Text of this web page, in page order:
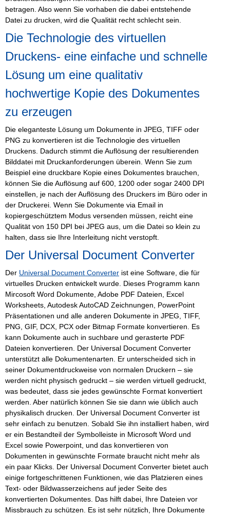
betragen. Also wenn Sie vorhaben die dabei entstehende
Datei zu drucken, wird die Qualität recht schlecht sein.
Die Technologie des virtuellen
Druckens- eine einfache und schnelle
Lösung um eine qualitativ
hochwertige Kopie des Dokumentes
zu erzeugen
Die eleganteste Lösung um Dokumente in JPEG, TIFF oder
PNG zu konvertieren ist die Technologie des virtuellen
Druckens. Dadurch stimmt die Auflösung der resultierenden
Bilddatei mit Druckanforderungen überein. Wenn Sie zum
Beispiel eine druckbare Kopie eines Dokumentes brauchen,
können Sie die Auflösung auf 600, 1200 oder sogar 2400 DPI
einstellen, je nach der Auflösung des Druckers im Büro oder in
der Druckerei. Wenn Sie Dokumente via Email in
kopiergeschütztem Modus versenden müssen, reicht eine
Qualität von 150 DPI bei JPEG aus, um die Datei so klein zu
halten, dass sie Ihre Interleitung nicht verstopft.
Der Universal Document Converter
Der Universal Document Converter ist eine Software, die für
virtuelles Drucken entwickelt wurde. Dieses Programm kann
Mircosoft Word Dokumente, Adobe PDF Dateien, Excel
Worksheets, Autodesk AutoCAD Zeichnungen, PowerPoint
Präsentationen und alle anderen Dokumente in JPEG, TIFF,
PNG, GIF, DCX, PCX oder Bitmap Formate konvertieren. Es
kann Dokumente auch in suchbare und gerasterte PDF
Dateien konvertieren. Der Universal Document Converter
unterstützt alle Dokumentenarten. Er unterscheided sich in
seiner Dokumentdruckweise von normalen Druckern – sie
werden nicht physisch gedruckt – sie werden virtuell gedruckt,
was bedeutet, dass sie jedes gewünschte Format konvertiert
werden. Aber natürlich können Sie sie dann wie üblich auch
physikalisch drucken. Der Universal Document Converter ist
sehr einfach zu benutzen. Sobald Sie ihn installiert haben, wird
er ein Bestandteil der Symbolleiste in Microsoft Word und
Excel sowie Powerpoint, und das konvertieren von
Dokumenten in gewünschte Formate braucht nicht mehr als
ein paar Klicks. Der Universal Document Converter bietet auch
einige fortgeschrittenen Funktionen, wie das Platzieren eines
Text- oder Bildwasserzeichens auf jeder Seite des
konvertierten Dokumentes. Das hilft dabei, Ihre Dateien vor
Missbrauch zu schützen. Es ist sehr nützlich, Ihre Dokumente